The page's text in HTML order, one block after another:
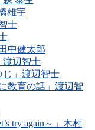
雄宇
士
中健太郎
渡辺智士
じ」渡辺智士
教育の話」渡辺智
try again～」木村